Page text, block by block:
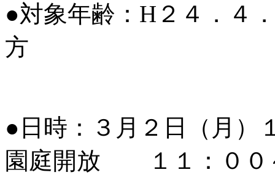
●対象年齢：H２４．４
方
●日時：３月２日（月
園庭開放 １１：００